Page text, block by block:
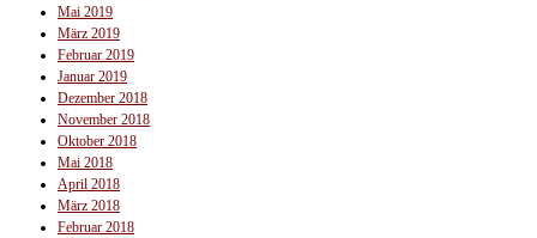
Mai 2019
März 2019
Februar 2019
Januar 2019
Dezember 2018
November 2018
Oktober 2018
Mai 2018
April 2018
März 2018
Februar 2018